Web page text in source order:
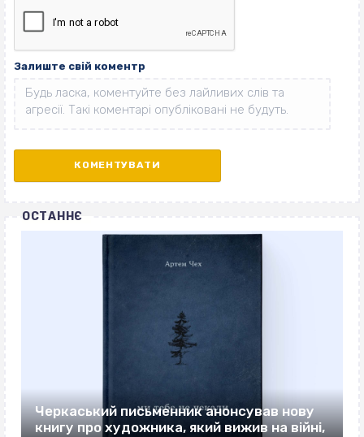
Залиште свій коментр
ОСТАННЄ
Черкаський письменник анонсував нову
книгу про художника, який вижив на війні,